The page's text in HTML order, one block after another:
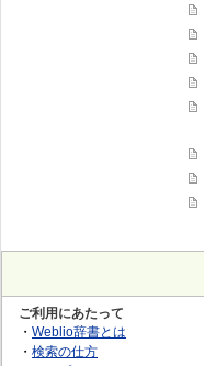
ご利用にあたって
・ Weblio辞書とは
・ 検索の仕方